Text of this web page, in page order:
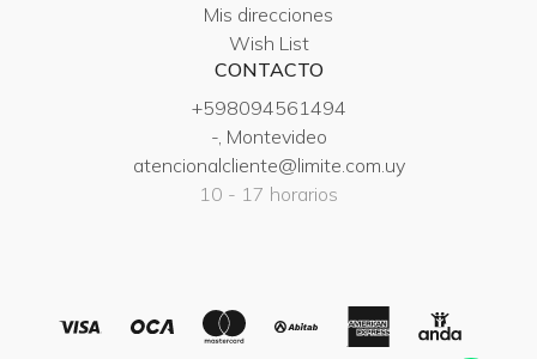
Mis direcciones
Wish List
CONTACTO
+598094561494
-, Montevideo
atencionalcliente@limite.com.uy
10 - 17 horarios